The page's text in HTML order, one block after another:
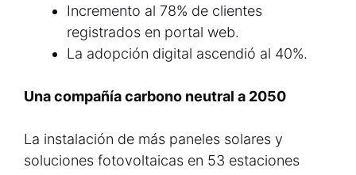
Incremento al 78% de clientes
registrados en portal web.
La adopción digital ascendió al 40%.
Una compañía carbono neutral a 2050
La instalación de más paneles solares y
soluciones fotovoltaicas en 53 estaciones